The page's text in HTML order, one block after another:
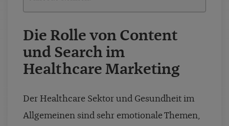
Die Rolle von Content
und Search im
Healthcare Marketing
Der Healthcare Sektor und Gesundheit im
Allgemeinen sind sehr emotionale Themen,